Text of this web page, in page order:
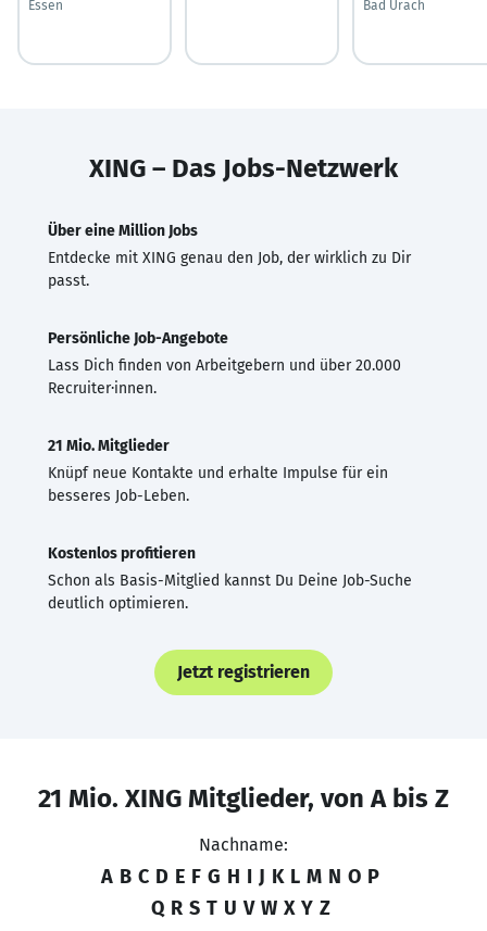
Essen
Bad Urach
XING – Das Jobs-Netzwerk
Über eine Million Jobs
Entdecke mit XING genau den Job, der wirklich zu Dir
passt.
Persönliche Job-Angebote
Lass Dich finden von Arbeitgebern und über 20.000
Recruiter·innen.
21 Mio. Mitglieder
Knüpf neue Kontakte und erhalte Impulse für ein
besseres Job-Leben.
Kostenlos profitieren
Schon als Basis-Mitglied kannst Du Deine Job-Suche
deutlich optimieren.
Jetzt registrieren
21 Mio. XING Mitglieder, von A bis Z
Nachname:
A B C D E F G H I J K L M N O P
Q R S T U V W X Y Z